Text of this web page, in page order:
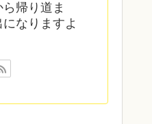
帰り道ま
なりますよ